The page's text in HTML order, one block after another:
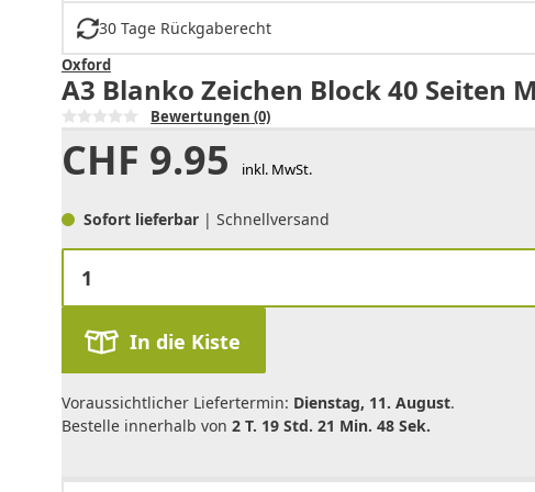
30 Tage Rückgaberecht
Oxford
A3 Blanko Zeichen Block 40 Seiten
Bewertungen (0)
CHF 9.95 inkl. MwSt.
Sofort lieferbar | Schnellversand
In die Kiste
Voraussichtlicher Liefertermin: Dienstag, 11. August.
Bestelle innerhalb von 2 T. 19 Std. 21 Min. 48 Sek.